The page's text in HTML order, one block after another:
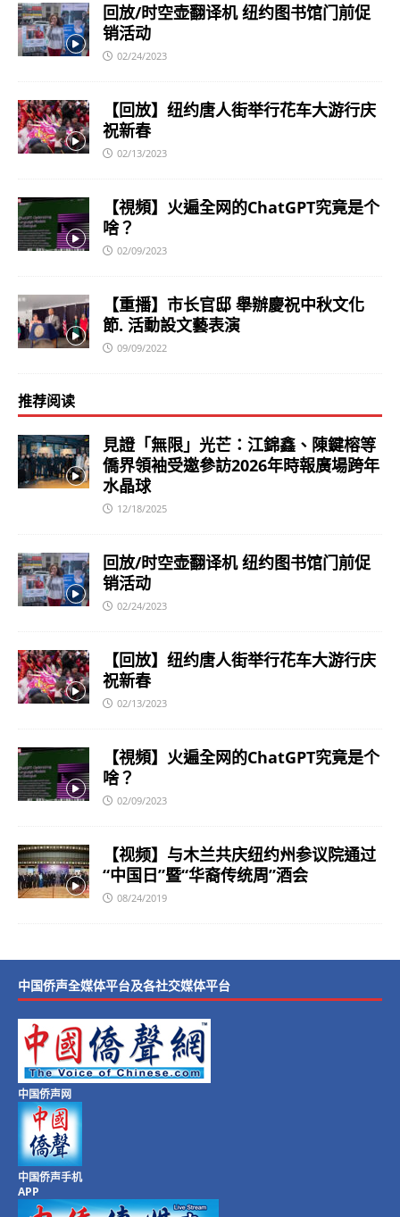
回放/时空壶翻译机 纽约图书馆门前促
销活动
02/24/2023
【回放】纽约唐人街举行花车大游行庆
祝新春
02/13/2023
【視頻】火遍全网的ChatGPT究竟是个
啥？
02/09/2023
【重播】市长官邸 舉辦慶祝中秋文化
節. 活動設文藝表演
09/09/2022
推荐阅读
見證「無限」光芒：江錦鑫、陳鍵榕等
僑界領袖受邀參訪2026年時報廣場跨年
水晶球
12/18/2025
回放/时空壶翻译机 纽约图书馆门前促
销活动
02/24/2023
【回放】纽约唐人街举行花车大游行庆
祝新春
02/13/2023
【視頻】火遍全网的ChatGPT究竟是个
啥？
02/09/2023
【视频】与木兰共庆纽约州参议院通过
“中国日”暨“华裔传统周”酒会
08/24/2019
中国侨声全媒体平台及各社交媒体平台
中国侨声网
中国侨声手机
APP